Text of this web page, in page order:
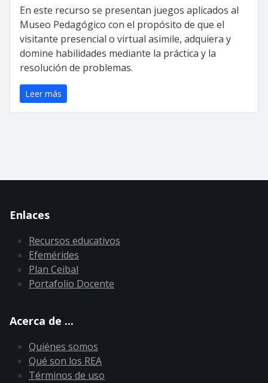
En este recurso se presentan juegos aplicados al
Museo Pedagógico con el propósito de que el
visitante presencial o virtual asimile, adquiera y
domine habilidades mediante la práctica y la
resolución de problemas.
Leer más
Enlaces
Recursos educativos
Efemérides
Plan Ceibal
Portafolio Docente
Acerca de ...
Quiénes somos
Qué son los REA
Términos de uso